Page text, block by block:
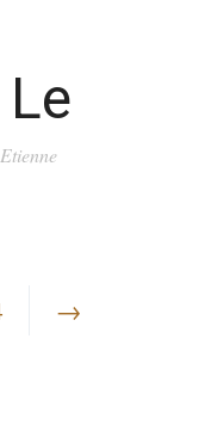
Etienne
→